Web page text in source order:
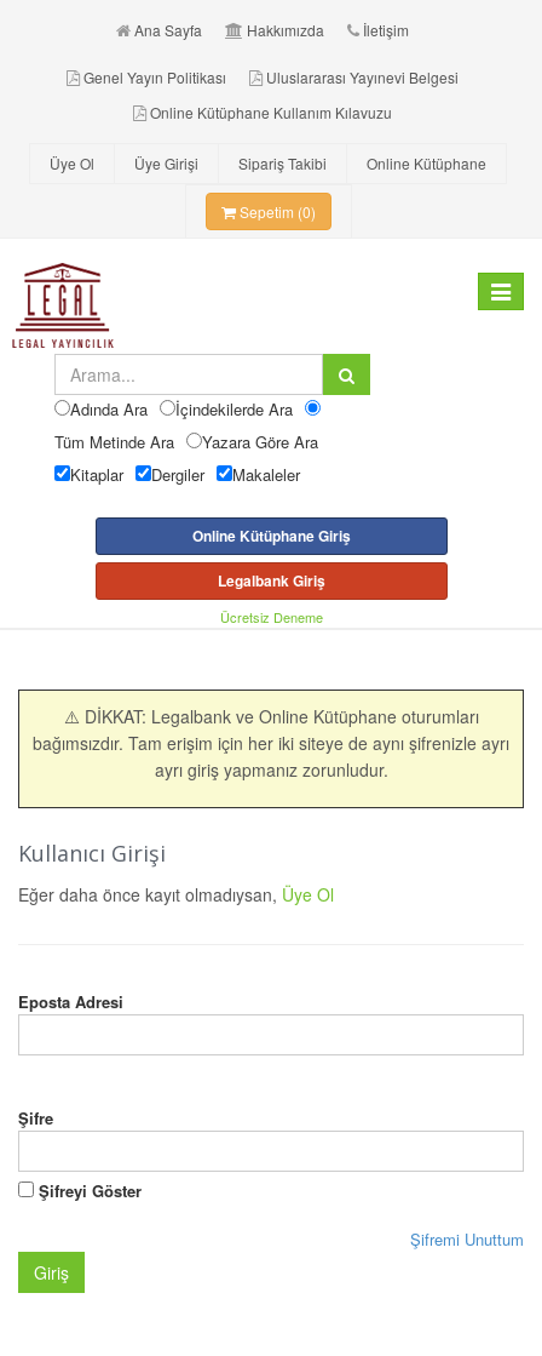
Ana Sayfa Hakkımızda İletişim
Genel Yayın Politikası
Uluslararası Yayınevi Belgesi
Online Kütüphane Kullanım Kılavuzu
Üye Ol Üye Girişi Sipariş Takibi Online Kütüphane
Sepetim (0)
Toggle
Adında Ara
İçindekilerde Ara
Tüm Metinde Ara
Yazara Göre Ara
Kitaplar
Dergiler Makaleler
Online Kütüphane Giriş
Legalbank Giriş
Ücretsiz Deneme
⚠️ DİKKAT: Legalbank ve Online Kütüphane oturumları
bağımsızdır. Tam erişim için her iki siteye de aynı şifrenizle ayrı
ayrı giriş yapmanız zorunludur.
Kullanıcı Girişi
Eğer daha önce kayıt olmadıysan, Üye Ol
Eposta Adresi
Şifre
Şifreyi Göster
Şifremi Unuttum